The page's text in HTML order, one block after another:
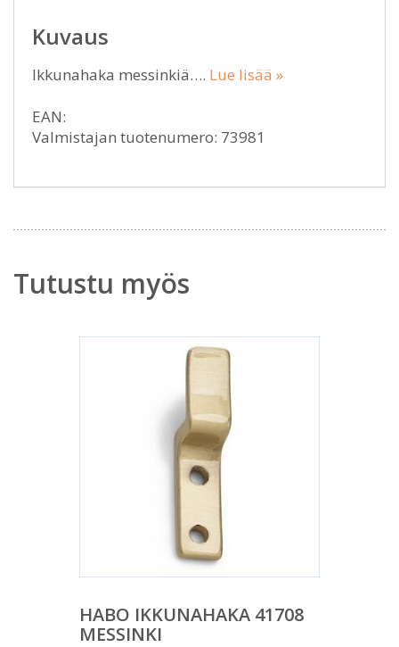
Kuvaus
Ikkunahaka messinkiä…. Lue lisää »
EAN:
Valmistajan tuotenumero: 73981
Tutustu myös
HABO IKKUNAHAKA 41708
MESSINKI